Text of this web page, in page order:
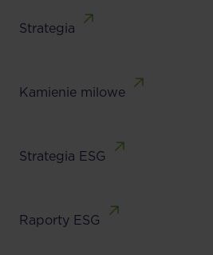
Strategia
Kamienie milowe
Strategia ESG
Raporty ESG